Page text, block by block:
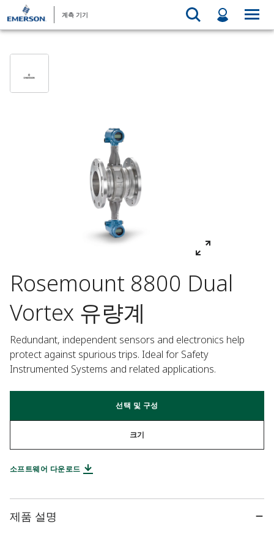
계측 기기
Rosemount 8800 Dual
Vortex 유량계
Redundant, independent sensors and electronics help
protect against spurious trips. Ideal for Safety
Instrumented Systems and related applications.
선택 및 구성
크기
소프트웨어 다운로드
제품 설명